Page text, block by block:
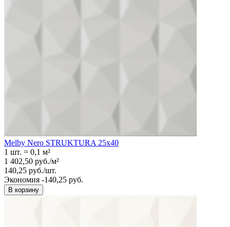
Melby Nero STRUKTURA 25x40
1 шт. = 0,1 м²
1 402,50 руб./м²
140,25 руб./шт.
Экономия -140,25 руб.
В корзину